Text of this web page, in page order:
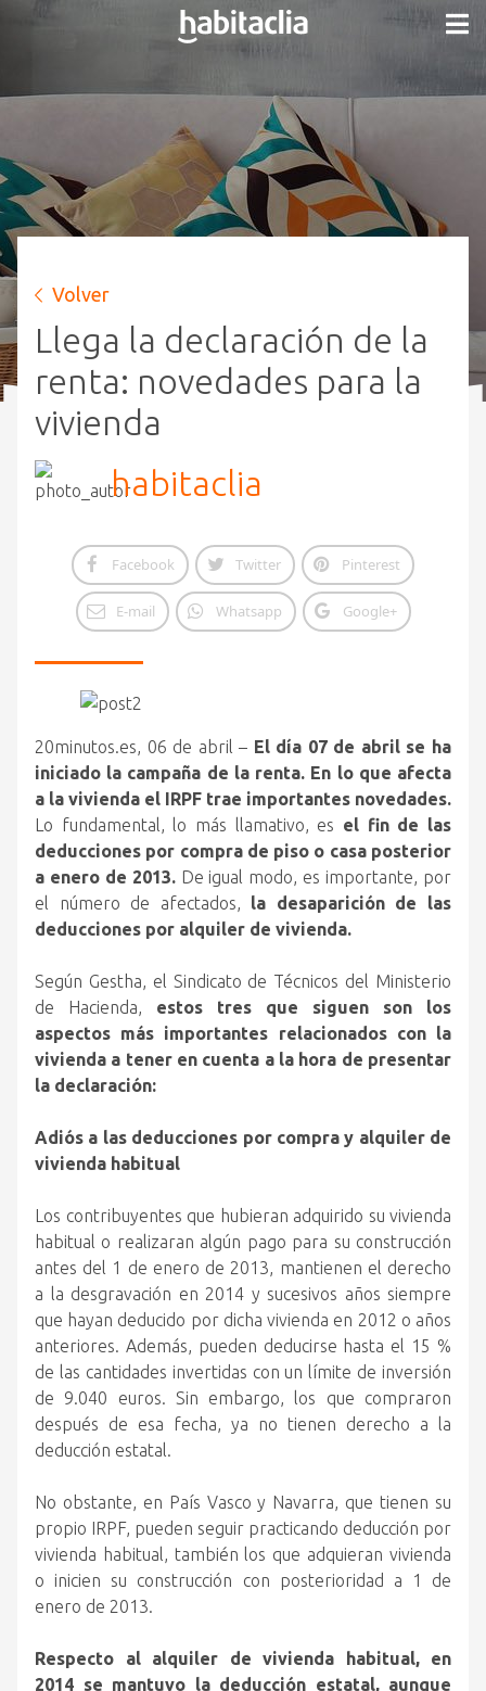
Volver
Llega la declaración de la
renta: novedades para la
vivienda
habitaclia
Facebook Twitter Pinterest
E-mail Whatsapp Google+
20minutos.es, 06 de abril – El día 07 de abril se ha
iniciado la campaña de la renta. En lo que afecta
a la vivienda el IRPF trae importantes novedades.
Lo fundamental, lo más llamativo, es el fin de las
deducciones por compra de piso o casa posterior
a enero de 2013. De igual modo, es importante, por
el número de afectados, la desaparición de las
deducciones por alquiler de vivienda.
Según Gestha, el Sindicato de Técnicos del Ministerio
de Hacienda, estos tres que siguen son los
aspectos más importantes relacionados con la
vivienda a tener en cuenta a la hora de presentar
la declaración:
Adiós a las deducciones por compra y alquiler de
vivienda habitual
Los contribuyentes que hubieran adquirido su vivienda
habitual o realizaran algún pago para su construcción
antes del 1 de enero de 2013, mantienen el derecho
a la desgravación en 2014 y sucesivos años siempre
que hayan deducido por dicha vivienda en 2012 o años
anteriores. Además, pueden deducirse hasta el 15 %
de las cantidades invertidas con un límite de inversión
de 9.040 euros. Sin embargo, los que compraron
después de esa fecha, ya no tienen derecho a la
deducción estatal.
No obstante, en País Vasco y Navarra, que tienen su
propio IRPF, pueden seguir practicando deducción por
vivienda habitual, también los que adquieran vivienda
o inicien su construcción con posterioridad a 1 de
enero de 2013.
Respecto al alquiler de vivienda habitual,
en
2014 se mantuvo la deducción estatal, aunque